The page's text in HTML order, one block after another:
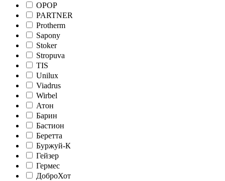
OPOP
PARTNER
Protherm
Sapony
Stoker
Stropuva
TIS
Unilux
Viadrus
Wirbel
Атон
Барин
Бастион
Беретта
Буржуй-К
Гейзер
Гермес
ДоброХот